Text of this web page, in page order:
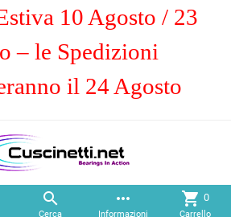
10 Agosto / 23
– le Spedizioni
il 24 Agosto

Cerca
more_horiz
Informazioni
shopping_cart 0
Carrello